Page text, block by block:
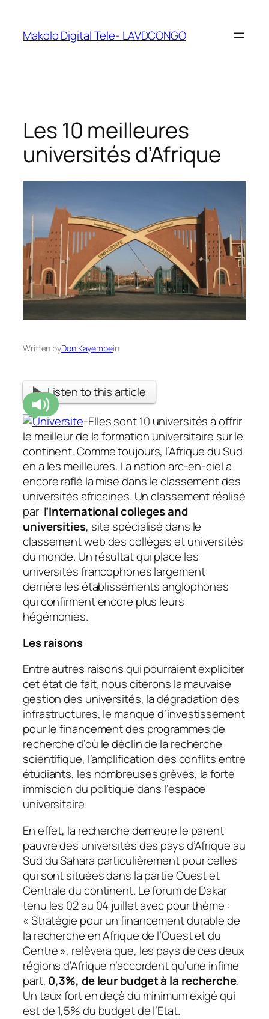
Makolo Digital Tele- LAVDCONGO
Les 10 meilleures
universités d’Afrique
Written byDon Kayembein
Listen to this article
-Elles sont 10 universités à offrir
le meilleur de la formation universitaire sur le
continent. Comme toujours, l’Afrique du Sud
en a les meilleures. La nation arc-en-ciel a
encore raflé la mise dans le classement des
universités africaines. Un classement réalisé
par l’International colleges and
universities, site spécialisé dans le
classement web des collèges et universités
du monde. Un résultat qui place les
universités francophones largement
derrière les établissements anglophones
qui confirment encore plus leurs
hégémonies.
Les raisons
Entre autres raisons qui pourraient expliciter
cet état de fait, nous citerons la mauvaise
gestion des universités, la dégradation des
infrastructures, le manque d’investissement
pour le financement des programmes de
recherche d’où le déclin de la recherche
scientifique, l’amplification des conflits entre
étudiants, les nombreuses grèves, la forte
immiscion du politique dans l’espace
universitaire.
En effet, la recherche demeure le parent
pauvre des universités des pays d’Afrique au
Sud du Sahara particulièrement pour celles
qui sont situées dans la partie Ouest et
Centrale du continent. Le forum de Dakar
tenu les 02 au 04 juillet avec pour thème :
«Stratégie pour un financement durable de
la recherche en Afrique de l’Ouest et du
Centre», relèvera que, les pays de ces deux
régions d’Afrique n’accordent qu’une infime
part, 0,3%, de leur budget à la recherche.
Un taux fort en deçà du minimum exigé qui
est de 1,5% du budget de l’Etat.